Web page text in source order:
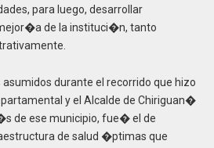
para luego, desarrollar
de la instituci�n, tanto
durante el recorrido que hizo
y el Alcalde de Chiriguan�
de ese municipio, fue� el de
de salud �ptimas que